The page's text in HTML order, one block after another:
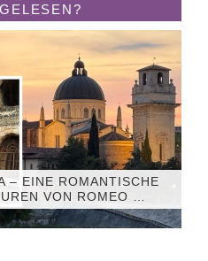
– EINE ROMANTISCHE
VON ROMEO …